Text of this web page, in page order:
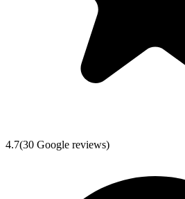
4.7(30 Google reviews)